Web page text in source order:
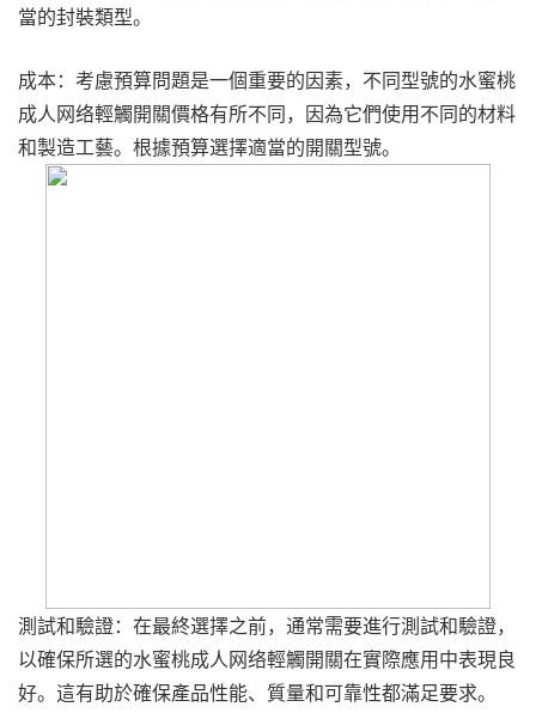
當的封裝類型。
成本：考慮預算問題是一個重要的因素，不同型號的水蜜桃
成人网络輕觸開關價格有所不同，因為它們使用不同的材料
和製造工藝。根據預算選擇適當的開關型號。
測試和驗證：在最終選擇之前，通常需要進行測試和驗證，
以確保所選的水蜜桃成人网络輕觸開關在實際應用中表現良
好。這有助於確保產品性能、質量和可靠性都滿足要求。